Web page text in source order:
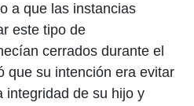
a que las instancias
este tipo de
cerrados durante el
que su intención era evitar
integridad de su hijo y